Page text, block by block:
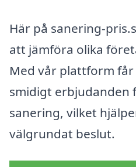
Här på sanering-
att jämföra olika
Med vår plattform
smidigt erbjudanden
sanering, vilket
välgrundat beslut.